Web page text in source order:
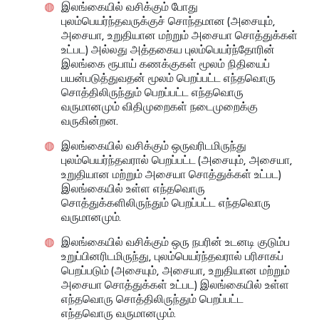
இலங்கையில் வசிக்கும் போது
புலம்பெயர்ந்தவருக்குச் சொந்தமான (அசையும்,
அசையா, உறுதியான மற்றும் அசையா சொத்துக்கள்
உட்பட) அல்லது அத்தகைய புலம்பெயர்ந்தோரின்
இலங்கை ரூபாய் கணக்குகள் மூலம் நிதியைப்
பயன்படுத்துவதன் மூலம் பெறப்பட்ட எந்தவொரு
சொத்திலிருந்தும் பெறப்பட்ட எந்தவொரு
வருமானமும் விதிமுறைகள் நடைமுறைக்கு
வருகின்றன.
இலங்கையில் வசிக்கும் ஒருவரிடமிருந்து
புலம்பெயர்ந்தவரால் பெறப்பட்ட (அசையும், அசையா,
உறுதியான மற்றும் அசையா சொத்துக்கள் உட்பட)
இலங்கையில் உள்ள எந்தவொரு
சொத்துக்களிலிருந்தும் பெறப்பட்ட எந்தவொரு
வருமானமும்.
இலங்கையில் வசிக்கும் ஒரு நபரின் உடனடி குடும்ப
உறுப்பினரிடமிருந்து, புலம்பெயர்ந்தவரால் பரிசாகப்
பெறப்படும் (அசையும், அசையா, உறுதியான மற்றும்
அசையா சொத்துக்கள் உட்பட) இலங்கையில் உள்ள
எந்தவொரு சொத்திலிருந்தும் பெறப்பட்ட
எந்தவொரு வருமானமும்.